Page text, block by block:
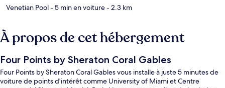
Venetian Pool- 5 min en voiture- 2.3 km
À propos de cet hébergement
Four Points by Sheraton Coral Gables
Four Points by Sheraton Coral Gables vous installe à juste 5 minutes de
voiture de points d'intérêt comme University of Miami et Centre